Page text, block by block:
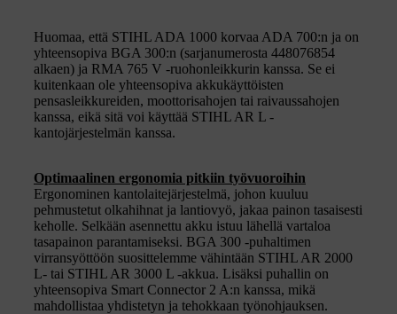
Huomaa, että STIHL ADA 1000 korvaa ADA 700:n ja on
yhteensopiva BGA 300:n (sarjanumerosta 448076854
alkaen) ja RMA 765 V -ruohonleikkurin kanssa. Se ei
kuitenkaan ole yhteensopiva akkukäyttöisten
pensasleikkureiden, moottorisahojen tai raivaussahojen
kanssa, eikä sitä voi käyttää STIHL AR L -
kantojärjestelmän kanssa.
Optimaalinen ergonomia pitkiin työvuoroihin
Ergonominen kantolaitejärjestelmä, johon kuuluu
pehmustetut olkahihnat ja lantiovyö, jakaa painon tasaisesti
keholle. Selkään asennettu akku istuu lähellä vartaloa
tasapainon parantamiseksi. BGA 300 -puhaltimen
virransyöttöön suosittelemme vähintään STIHL AR 2000
L- tai STIHL AR 3000 L -akkua. Lisäksi puhallin on
yhteensopiva Smart Connector 2 A:n kanssa, mikä
mahdollistaa yhdistetyn ja tehokkaan työnohjauksen.